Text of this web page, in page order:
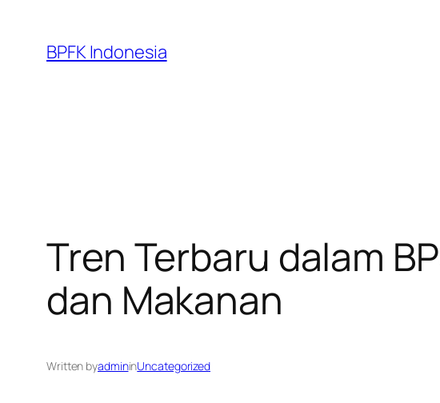
content
BPFK Indonesia
Tren Terbaru dalam
dan Makanan
Written byadmininUncategorized